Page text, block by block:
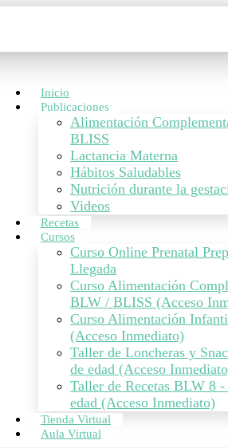
Inicio
Publicaciones
Alimentación
BLISS
Lactancia Materna
Hábitos Saludables
Nutrición durante la
Videos
Recetas
Cursos
Curso Online Prenatal
Llegada
Curso Alimentación
BLW / BLISS (Acceso
Curso Alimentación
(Acceso Inmediato)
Taller de Loncheras y
de edad (Acceso
Taller de Recetas BLW 8 -
edad (Acceso Inmediato)
Tienda Virtual
Aula Virtual